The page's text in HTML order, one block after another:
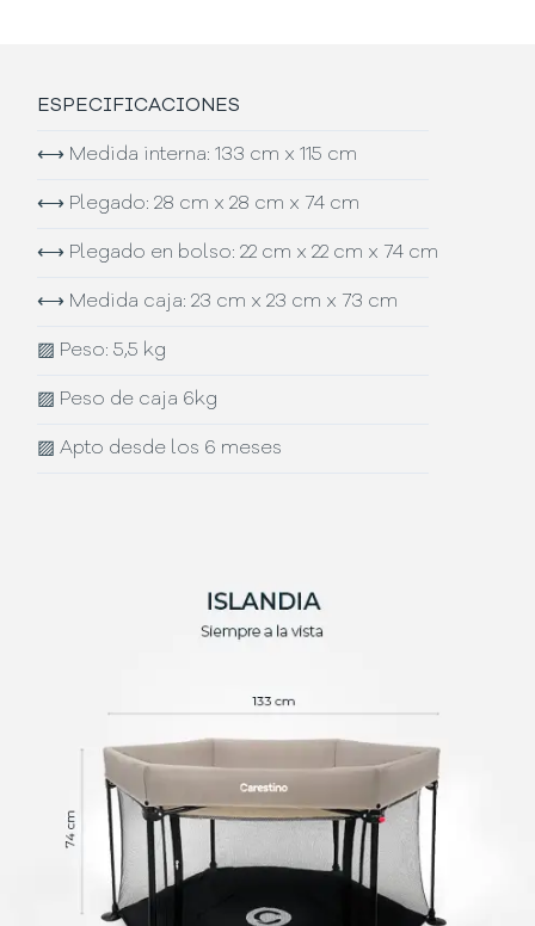
ESPECIFICACIONES
⟷ Medida interna: 133 cm x 115 cm
⟷ Plegado: 28 cm x 28 cm x 74 cm
⟷ Plegado en bolso: 22 cm x 22 cm x 74 cm
⟷ Medida caja: 23 cm x 23 cm x 73 cm
▨ Peso: 5,5 kg
▨ Peso de caja 6kg
▨ Apto desde los 6 meses